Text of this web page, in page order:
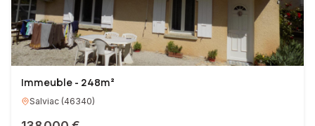
Immeuble - 248m²
Salviac (46340)